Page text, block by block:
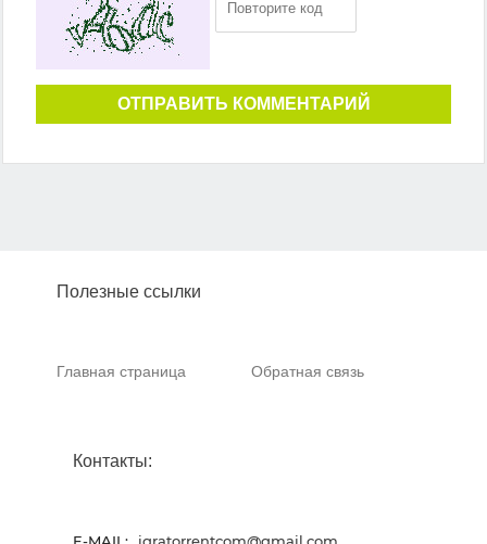
ОТПРАВИТЬ КОММЕНТАРИЙ
Полезные ссылки
Главная страница Обратная связь
Контакты: